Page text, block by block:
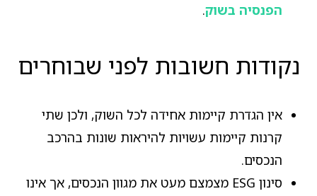
הפנסיה בשוק.
נקודות חשובות לפני שבוחרים
אין הגדרת קיימות אחידה לכל השוק, ולכן שתי
קרנות קיימות עשויות להיראות שונות בהרכב
הנכסים.
סינון ESG מצמצם מעט את מגוון הנכסים, אך אינו